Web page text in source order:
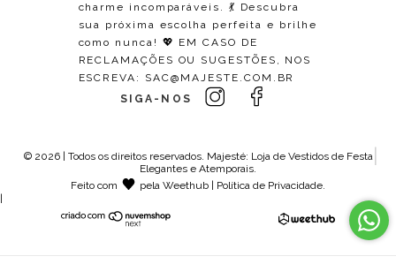
charme incomparáveis. 💃 Descubra
sua próxima escolha perfeita e brilhe
como nunca! 💖 EM CASO DE
RECLAMAÇÕES OU SUGESTÕES, NOS
ESCREVA: SAC@MAJESTE.COM.BR
SIGA-NOS
© 2026 | Todos os direitos reservados. Majesté: Loja de Vestidos de Festa
Elegantes e Atemporais.
Feito com
pelaWeethub Política de Privacidade.
|